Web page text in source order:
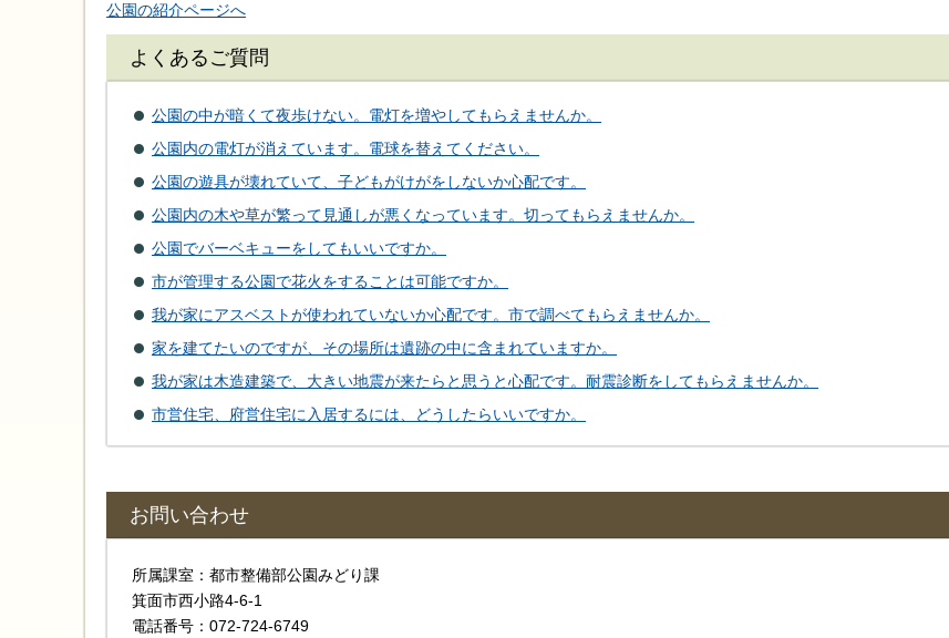
公園の紹介ページへ
よくあるご質問
公園の中が暗くて夜歩けない。電灯を増やしてもらえませんか。
公園内の電灯が消えています。電球を替えてください。
公園の遊具が壊れていて、子どもがけがをしないか心配です。
公園内の木や草が繁って見通しが悪くなっています。切ってもらえませんか。
公園でバーベキューをしてもいいですか。
市が管理する公園で花火をすることは可能ですか。
我が家にアスベストが使われていないか心配です。市で調べてもらえませんか。
家を建てたいのですが、その場所は遺跡の中に含まれていますか。
我が家は木造建築で、大きい地震が来たらと思うと心配です。耐震診断をしてもらえませんか。
市営住宅、府営住宅に入居するには、どうしたらいいですか。
お問い合わせ
所属課室：都市整備部公園みどり課
箕面市西小路4-6-1
電話番号：072-724-6749